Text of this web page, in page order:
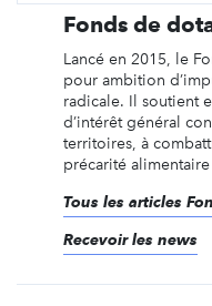
Fonds de
Lancé en 2015, le
pour ambition
radicale. Il soutient
d’intérêt général
territoires, à
précarité
Tous les articles
Recevoir les news